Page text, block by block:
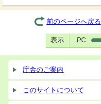
前のページへ戻る
表示 PC
庁舎のご案内
このサイトについて